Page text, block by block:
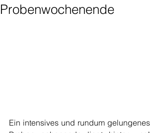
Probenwochenende
Ein intensives und rundum gelungenes